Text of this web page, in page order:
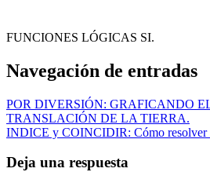
FUNCIONES LÓGICAS SI.
Navegación de entradas
POR DIVERSIÓN: GRAFICANDO
TRANSLACIÓN DE LA TIERRA.
INDICE y COINCIDIR: Cómo resolver
Deja una respuesta